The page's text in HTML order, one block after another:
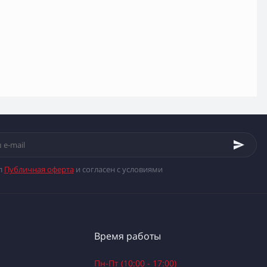
Публичная офертаи согласен с условиями
Время работы
Пн-Пт (10:00 - 17:00)